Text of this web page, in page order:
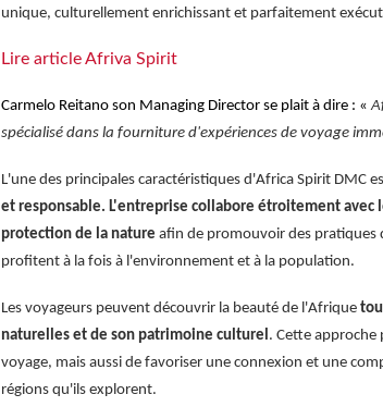
unique, culturellement enrichissant et parfaitement
Lire article Afriva Spirit
Carmelo Reitano son Managing Director se plait à dire : «
spécialisé dans la fourniture d'expériences de voyage
L'une des principales caractéristiques d'Africa Spirit DMC
et responsable. L'entreprise collabore étroitement avec
protection de la nature afin de promouvoir des pratiques
profitent à la fois à l'environnement et à la population.
Les voyageurs peuvent découvrir la beauté de l'Afrique
naturelles et de son patrimoine culturel . Cette approche
voyage, mais aussi de favoriser une connexion et une
régions qu'ils explorent.